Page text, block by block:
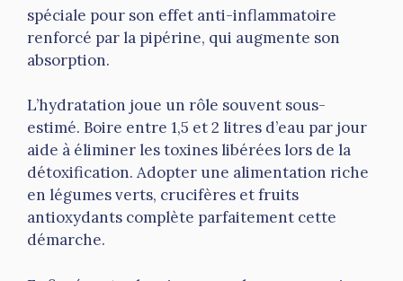
spéciale pour son effet anti-inflammatoire
renforcé par la pipérine, qui augmente son
absorption.
L’hydratation joue un rôle souvent sous-
estimé. Boire entre 1,5 et 2 litres d’eau par jour
aide à éliminer les toxines libérées lors de la
détoxification. Adopter une alimentation riche
en légumes verts, crucifères et fruits
antioxydants complète parfaitement cette
démarche.